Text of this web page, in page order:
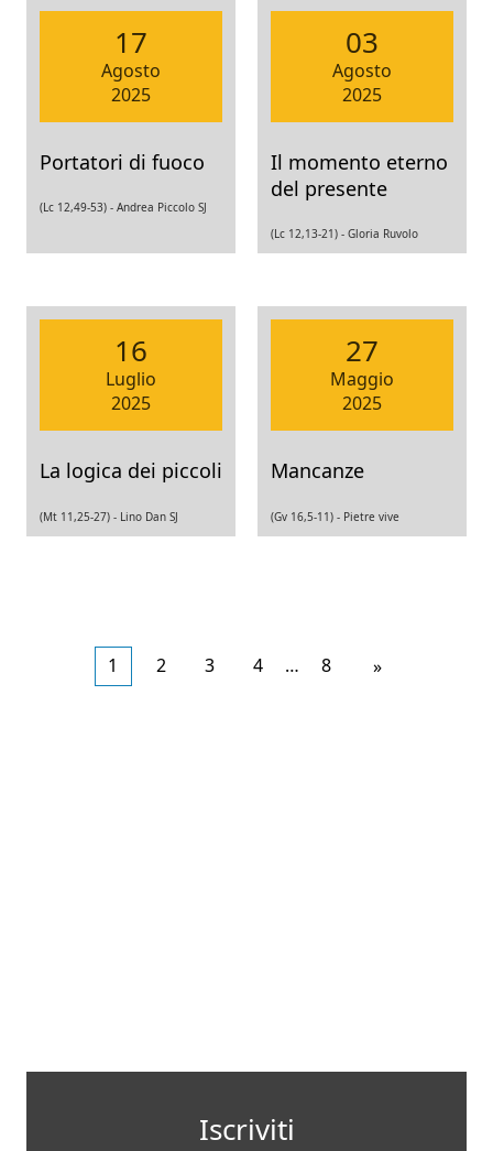
17
Agosto
2025
Portatori di fuoco
(Lc 12,49-53) - Andrea Piccolo SJ
03
Agosto
2025
Il momento eterno
del presente
(Lc 12,13-21) - Gloria Ruvolo
16
Luglio
2025
La logica dei piccoli
(Mt 11,25-27) - Lino Dan SJ
27
Maggio
2025
Mancanze
(Gv 16,5-11) - Pietre vive
1 2 3 4 … 8
Articoli
»
Iscriviti